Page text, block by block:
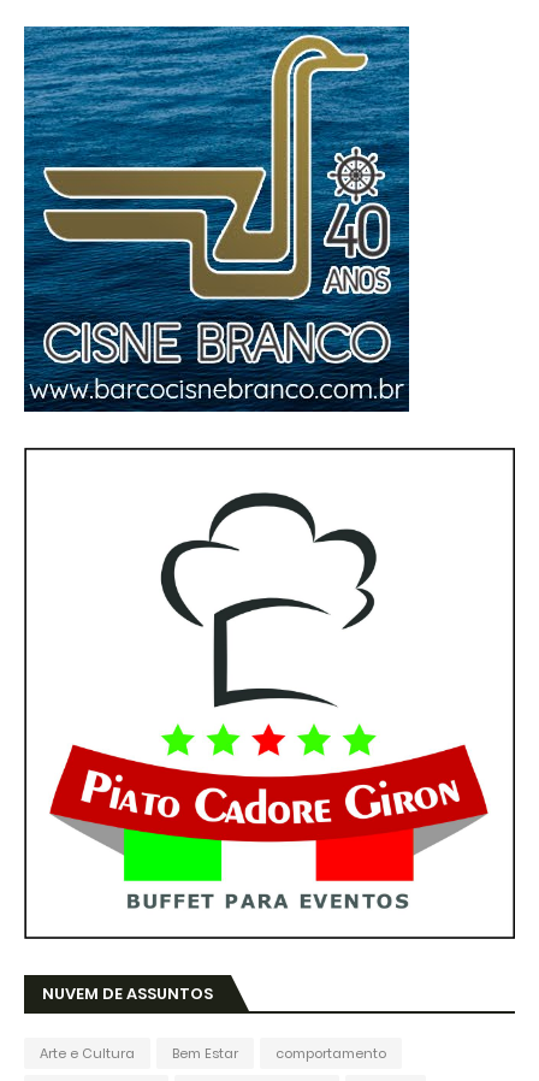
NUVEM DE ASSUNTOS
Arte e Cultura Bem Estar
comportamento